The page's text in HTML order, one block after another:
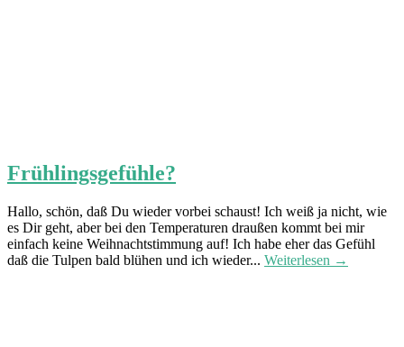
Frühlingsgefühle?
Hallo, schön, daß Du wieder vorbei schaust! Ich weiß ja nicht, wie
es Dir geht, aber bei den Temperaturen draußen kommt bei mir
einfach keine Weihnachtstimmung auf! Ich habe eher das Gefühl
daß die Tulpen bald blühen und ich wieder... Weiterlesen →